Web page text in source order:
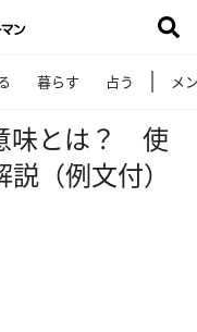
暮らす 占う メ
味とは？ 使
（例文付）